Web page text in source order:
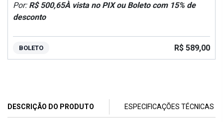
Por: R$ 500,65À vista no PIX ou Boleto com 15% de
desconto
BOLETO R$ 589,00
DESCRIÇÃO DO PRODUTO ESPECIFICAÇÕES TÉCNICAS